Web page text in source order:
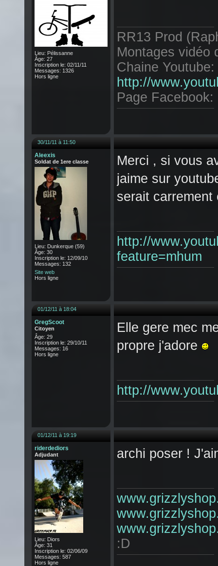
Lieu: Pélissanne
Âge: 27
Inscription le: 02/11/11
Messages: 1326
Hors ligne
RR13 Prod
Montages vidéo
Chaine Youtube:
http://
Page Facebook:
30/11/11 à 11:50
Aleexis
Soldat de 1ere classe
Lieu: Dunkerque (59)
Âge: 30
Inscription le: 12/09/10
Messages: 132
Site web
Hors ligne
Merci , si vous
jaime sur
serait carrement
http://
feature=mhum
01/12/11 à 18:04
GregScoot
Citoyen
Âge: 29
Inscription le: 29/10/11
Messages: 16
Hors ligne
Elle gere mec
propre j'adore
http://
01/12/11 à 19:19
riderdediors
Adjudant
Lieu: Diors
Âge: 31
Inscription le: 02/06/09
Messages: 587
Hors ligne
archi poser !
:D